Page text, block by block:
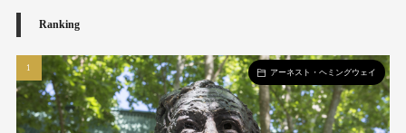
Ranking
アーネスト・ヘミングウェイ